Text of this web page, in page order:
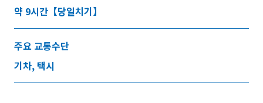
운영조직 소개
링크
약 9시간【당일치기】
주요 교통수단
기차, 택시